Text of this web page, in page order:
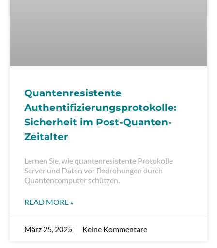
Quantenresistente
Authentifizierungsprotokolle:
Sicherheit im Post-Quanten-
Zeitalter
Lernen Sie, wie quantenresistente Protokolle
Server und Daten vor Bedrohungen durch
Quantencomputer schützen.
READ MORE »
März 25, 2025 Keine Kommentare